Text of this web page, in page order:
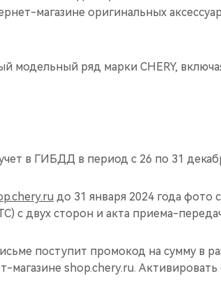
магазине оригинальных
модельный ряд марки CHERY,
в ГИБДД в период с 26 по 31
до 31 января 2024 года фото
с двух сторон и акта приема-
поступит промокод на сумму в
магазине shop.chery.ru.